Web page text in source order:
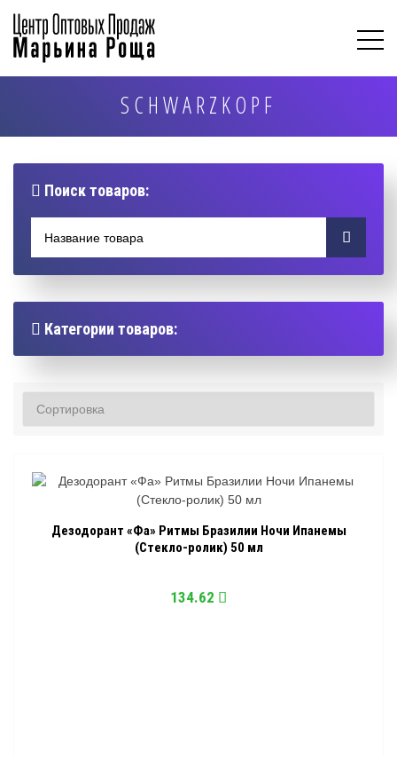
SCHWARZKOPF
Поиск товаров:
Категории товаров:
Дезодорант «Фа» Ритмы Бразилии Ночи Ипанемы
(Стекло-ролик) 50 мл
134.62